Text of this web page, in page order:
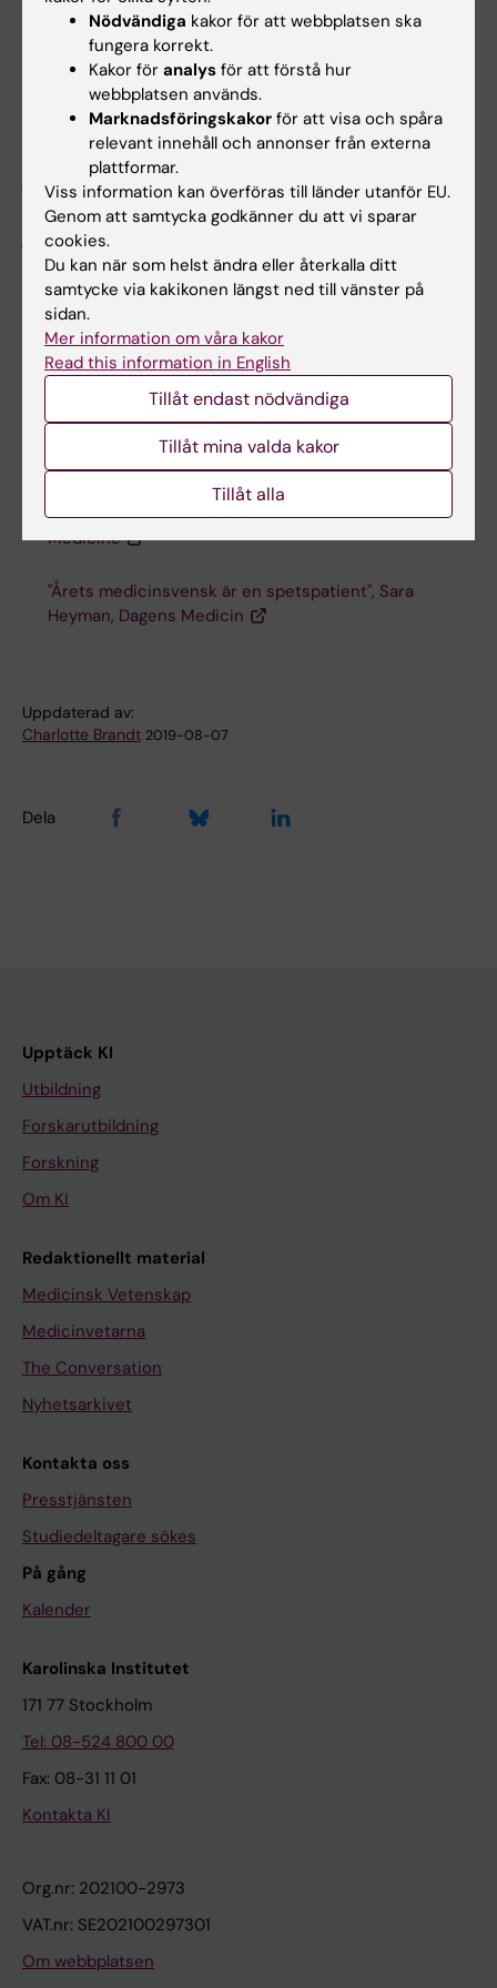
fel vård och det kostar mer, säger Sara.
På frågan om vad som driver henne svarar
– Jag vill hjälpa andra och ge dem den karta
jag inte hade. Ett bättre system än det jag
gick in i. Det är det jag gör varje dag, hoppas
jag.
Ett stort grattis till Sara som fick ta emot
utmärkelsen vid en ceremoni i Stockholm den
30 januari 2019.
Länkar
"Sara Riggare is Swede of the Year in medicine", e-
Patient Dave, blogg in Society for Participatory
Medicine
"Årets medicinsvensk är en spetspatient", Sara
Heyman, Dagens Medicin
Uppdaterad av:
Charlotte Brandt 2019-08-07
Dela
Upptäck KI
Utbildning
Forskarutbildning
Forskning
Om KI
Redaktionellt material
Medicinsk Vetenskap
Medicinvetarna
The Conversation
Nyhetsarkivet
Kontakta oss
Presstjänsten
Studiedeltagare sökes
På gång
Kalender
Karolinska Institutet
171 77 Stockholm
Tel: 08-524 800 00
Fax: 08-31 11 01
Kontakta KI
Org.nr: 202100-2973
VAT.nr: SE202100297301
Om webbplatsen
Nödvändiga kakor för att webbplatsen ska
fungera korrekt.
Kakor för analys för att förstå hur
webbplatsen används.
Marknadsföringskakor för att visa och spåra
relevant innehåll och annonser från externa
plattformar.
Viss information kan överföras till länder utanför EU.
Genom att samtycka godkänner du att vi sparar
cookies.
Du kan när som helst ändra eller återkalla ditt
samtycke via kakikonen längst ned till vänster på
sidan.
Mer information om våra kakor
Read this information in English
Tillåt endast nödvändiga
Tillåt mina valda kakor
Tillåt alla